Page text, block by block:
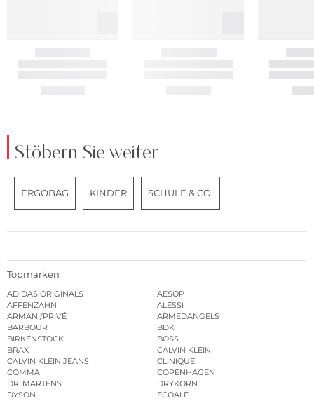
Stöbern Sie weiter
ERGOBAG KINDER SCHULE & CO.
Topmarken
ADIDAS ORIGINALS
AESOP
AFFENZAHN
ALESSI
ARMANI/PRIVÉ
ARMEDANGELS
BARBOUR
BDK
BIRKENSTOCK
BOSS
BRAX
CALVIN KLEIN
CALVIN KLEIN JEANS
CLINIQUE
COMMA
COPENHAGEN
DR. MARTENS
DRYKORN
DYSON
ECOALF